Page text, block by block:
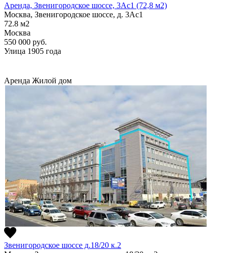
Аренда, Звенигородское шоссе, 3Ас1 (72,8 м2)
Москва, Звенигородское шоссе, д. 3Ас1
72.8 м2
Москва
550 000 руб.
Улица 1905 года
Аренда Жилой дом
Звенигородское шоссе д.18/20 к.2